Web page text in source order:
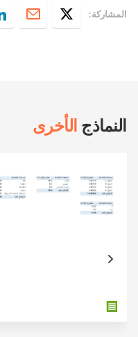
المشاركة:
النماذج الأخرى